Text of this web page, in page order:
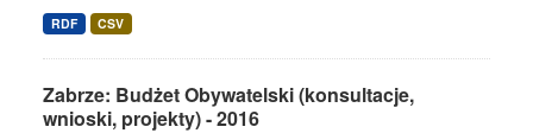
RDF CSV
Zabrze: Budżet Obywatelski (konsultacje,
wnioski, projekty) - 2016